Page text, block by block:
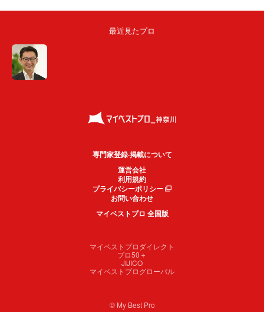
最近見たプロ
専門家登録·掲載について
運営会社
利用規約
プライバシーポリシー
お問い合わせ
マイベストプロ 全国版
マイベストプロダイレクト
プロ50＋
JIJICO
マイベストプログローバル
© My Best Pro